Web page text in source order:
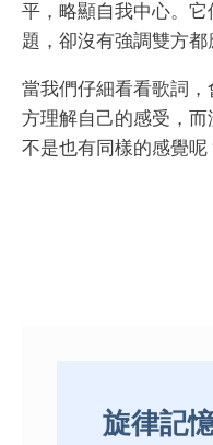
平，略顯自我中心。
題，卻沒有強調雙方都
當我們仔細看看歌詞
方理解自己的感受，
不是也有同樣的感覺呢
旋律記